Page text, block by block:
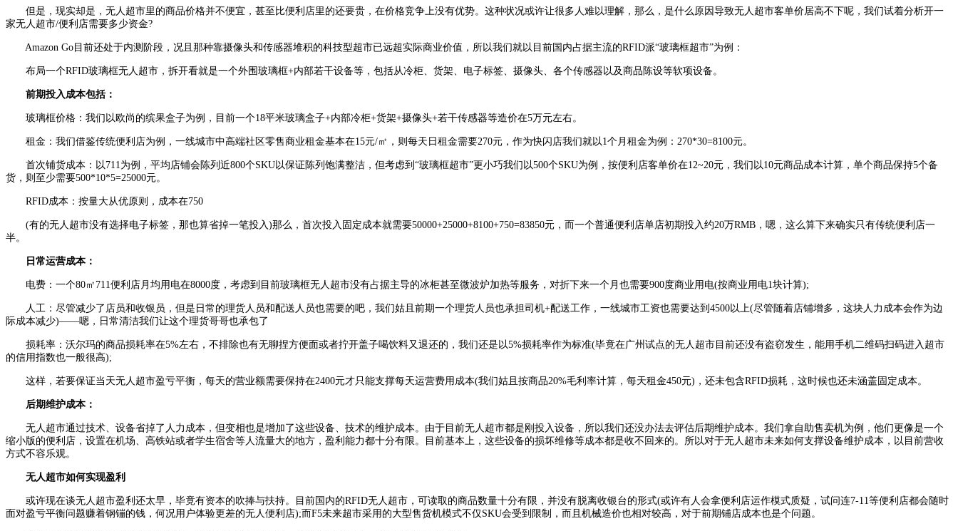
但是，现实却是，无人超市里的商品价格并不便宜，甚至比便利店里的还要贵，在价格竞争上没有优势。这种状况或许让很多人难以理解，那么，是什么原因导致无人超市客单价居高不下呢，我们试着分析开一
家无人超市/便利店需要多少资金?
Amazon Go目前还处于内测阶段，况且那种靠摄像头和传感器堆积的科技型超市已远超实际商业价值，所以我们就以目前国内占据主流的RFID派“玻璃框超市”为例：
布局一个RFID玻璃框无人超市，拆开看就是一个外围玻璃框+内部若干设备等，包括从冷柜、货架、电子标签、摄像头、各个传感器以及商品陈设等软项设备。
前期投入成本包括：
玻璃框价格：我们以欧尚的缤果盒子为例，目前一个18平米玻璃盒子+内部冷柜+货架+摄像头+若干传感器等造价在5万元左右。
租金：我们借鉴传统便利店为例，一线城市中高端社区零售商业租金基本在15元/㎡，则每天日租金需要270元，作为快闪店我们就以1个月租金为例：270*30=8100元。
首次铺货成本：以711为例，平均店铺会陈列近800个SKU以保证陈列饱满整洁，但考虑到“玻璃框超市”更小巧我们以500个SKU为例，按便利店客单价在12~20元，我们以10元商品成本计算，单个商品保持5个备
货，则至少需要500*10*5=25000元。
RFID成本：按量大从优原则，成本在750
(有的无人超市没有选择电子标签，那也算省掉一笔投入)那么，首次投入固定成本就需要50000+25000+8100+750=83850元，而一个普通便利店单店初期投入约20万RMB，嗯，这么算下来确实只有传统便利店一
半。
日常运营成本：
电费：一个80㎡711便利店月均用电在8000度，考虑到目前玻璃框无人超市没有占据主导的冰柜甚至微波炉加热等服务，对折下来一个月也需要900度商业用电(按商业用电1块计算);
人工：尽管减少了店员和收银员，但是日常的理货人员和配送人员也需要的吧，我们姑且前期一个理货人员也承担司机+配送工作，一线城市工资也需要达到4500以上(尽管随着店铺增多，这块人力成本会作为边
际成本减少)——嗯，日常清洁我们让这个理货哥哥也承包了
损耗率：沃尔玛的商品损耗率在5%左右，不排除也有无聊捏方便面或者拧开盖子喝饮料又退还的，我们还是以5%损耗率作为标准(毕竟在广州试点的无人超市目前还没有盗窃发生，能用手机二维码扫码进入超市
的信用指数也一般很高);
这样，若要保证当天无人超市盈亏平衡，每天的营业额需要保持在2400元才只能支撑每天运营费用成本(我们姑且按商品20%毛利率计算，每天租金450元)，还未包含RFID损耗，这时候也还未涵盖固定成本。
后期维护成本：
无人超市通过技术、设备省掉了人力成本，但变相也是增加了这些设备、技术的维护成本。由于目前无人超市都是刚投入设备，所以我们还没办法去评估后期维护成本。我们拿自助售卖机为例，他们更像是一个
缩小版的便利店，设置在机场、高铁站或者学生宿舍等人流量大的地方，盈利能力都十分有限。目前基本上，这些设备的损坏维修等成本都是收不回来的。所以对于无人超市未来如何支撑设备维护成本，以目前营收
方式不容乐观。
无人超市如何实现盈利
或许现在谈无人超市盈利还太早，毕竟有资本的吹捧与扶持。目前国内的RFID无人超市，可读取的商品数量十分有限，并没有脱离收银台的形式(或许有人会拿便利店运作模式质疑，试问连7-11等便利店都会随时
面对盈亏平衡问题赚着钢镚的钱，何况用户体验更差的无人便利店);而F5未来超市采用的大型售货机模式不仅SKU会受到限制，而且机械造价也相对较高，对于前期铺店成本也是个问题。